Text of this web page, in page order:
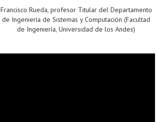
Francisco Rueda, profesor Titular del Departamento
de Ingeniería de Sistemas y Computación (Facultad
de Ingeniería, Universidad de los Andes)